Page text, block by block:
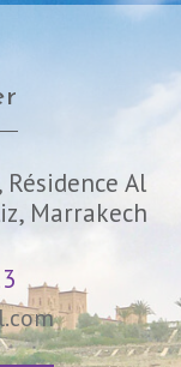
Al
Marrakech